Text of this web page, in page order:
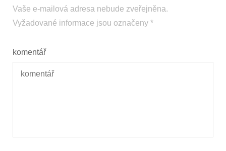
Vaše e-mailová adresa nebude zveřejněna.
Vyžadované informace jsou označeny *
komentář